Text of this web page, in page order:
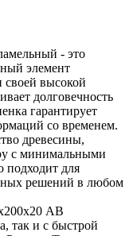
- это
элемент
своей высокой
долговечность
гарантирует
со временем.
древесины,
с минимальными
подходит для
решений в любом
АВ
так и с быстрой